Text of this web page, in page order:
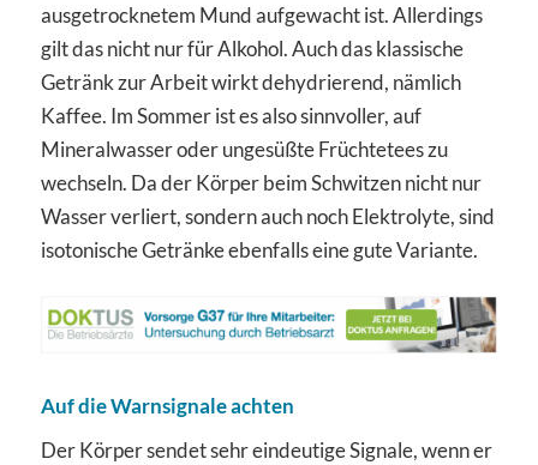
ausgetrocknetem Mund aufgewacht ist. Allerdings
gilt das nicht nur für Alkohol. Auch das klassische
Getränk zur Arbeit wirkt dehydrierend, nämlich
Kaffee. Im Sommer ist es also sinnvoller, auf
Mineralwasser oder ungesüßte Früchtetees zu
wechseln. Da der Körper beim Schwitzen nicht nur
Wasser verliert, sondern auch noch Elektrolyte, sind
isotonische Getränke ebenfalls eine gute Variante.
Auf die Warnsignale achten
Der Körper sendet sehr eindeutige Signale, wenn er